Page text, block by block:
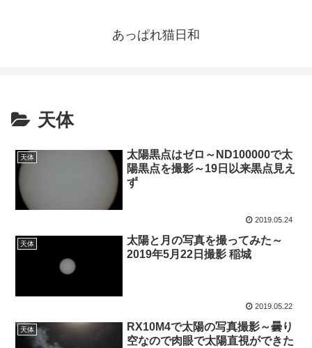
あっぱれ猫日和
天体
天体
太陽黒点はゼロ～ND100000で太
陽黒点を撮影～19日以来黒点見え
ず
2019.05.24
天体
太陽と月の写真を撮ってみた～
2019年5月22日撮影 稲城
2019.05.22
天体
RX10M4で太陽の写真撮影～曇り
空なので肉眼で太陽直視ができた